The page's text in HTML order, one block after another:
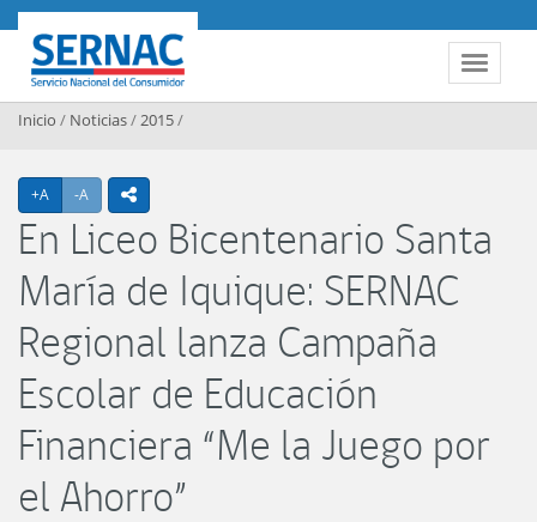
Contenido principal
Toggle
SERNAC
Inicio / Noticias/2015/
+A Agrandar texto
-A Achicar textoicono compartir
En Liceo Bicentenario Santa
María de Iquique: SERNAC
Regional lanza Campaña
Escolar de Educación
Financiera “Me la Juego por
el Ahorro”